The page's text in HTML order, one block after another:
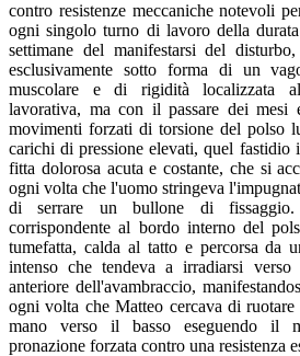
contro resistenze meccaniche notevoli
ogni singolo turno di lavoro della
settimane del manifestarsi del
esclusivamente sotto forma di un
muscolare e di rigidità localizzata
lavorativa, ma con il passare dei mesi
movimenti forzati di torsione del polso
carichi di pressione elevati, quel fastidio
fitta dolorosa acuta e costante, che si
ogni volta che l'uomo stringeva
di serrare un bullone di fissaggio.
corrispondente al bordo interno del
tumefatta, calda al tatto e percorsa da
intenso che tendeva a irradiarsi
anteriore dell'avambraccio,
ogni volta che Matteo cercava di
mano verso il basso eseguendo il
pronazione forzata contro una resistenza